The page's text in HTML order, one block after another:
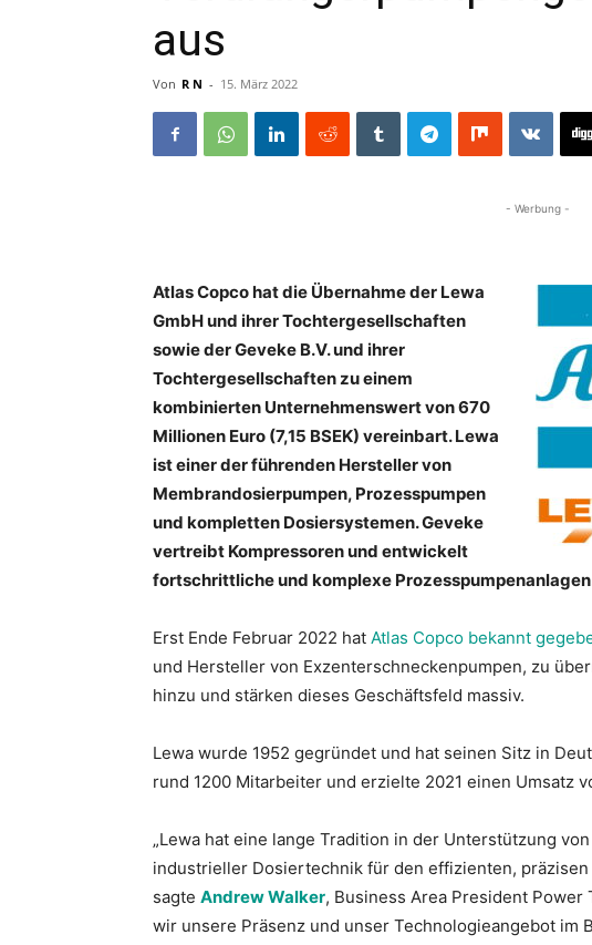
aus
Von R N - 15. März 2022
- Werbung -
Atlas Copco hat die Übernahme der Lewa
GmbH und ihrer Tochtergesellschaften
sowie der Geveke B.V. und ihrer
Tochtergesellschaften zu einem
kombinierten Unternehmenswert von 670
Millionen Euro (7,15 BSEK) vereinbart. Lewa
ist einer der führenden Hersteller von
Membrandosierpumpen, Prozesspumpen
und kompletten Dosiersystemen. Geveke
vertreibt Kompressoren und entwickelt
fortschrittliche und komplexe
Erst Ende Februar 2022 hat Atlas Copco bekannt
und Hersteller von Exzenterschneckenpumpen, zu
hinzu und stärken dieses Geschäftsfeld massiv.
Lewa wurde 1952 gegründet und hat seinen Sitz in
rund 1200 Mitarbeiter und erzielte 2021 einen Umsatz
„Lewa hat eine lange Tradition in der Unterstützung
industrieller Dosiertechnik für den effizienten,
sagte Andrew Walker, Business Area President
wir unsere Präsenz und unser Technologieangebot im